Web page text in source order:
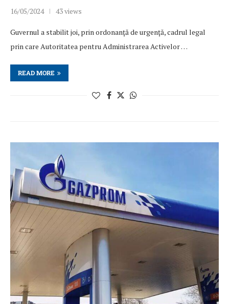
16/05/2024 43 views
Guvernul a stabilit joi, prin ordonanţă de urgenţă, cadrul legal
prin care Autoritatea pentru Administrarea Activelor …
READ MORE